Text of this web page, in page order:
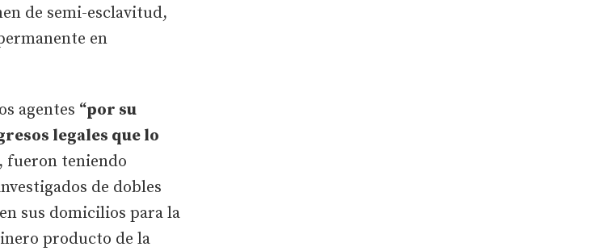
de semi-esclavitud,
en
agentes “por su
legales que lo
fueron teniendo
de dobles
sus domicilios para la
producto de la